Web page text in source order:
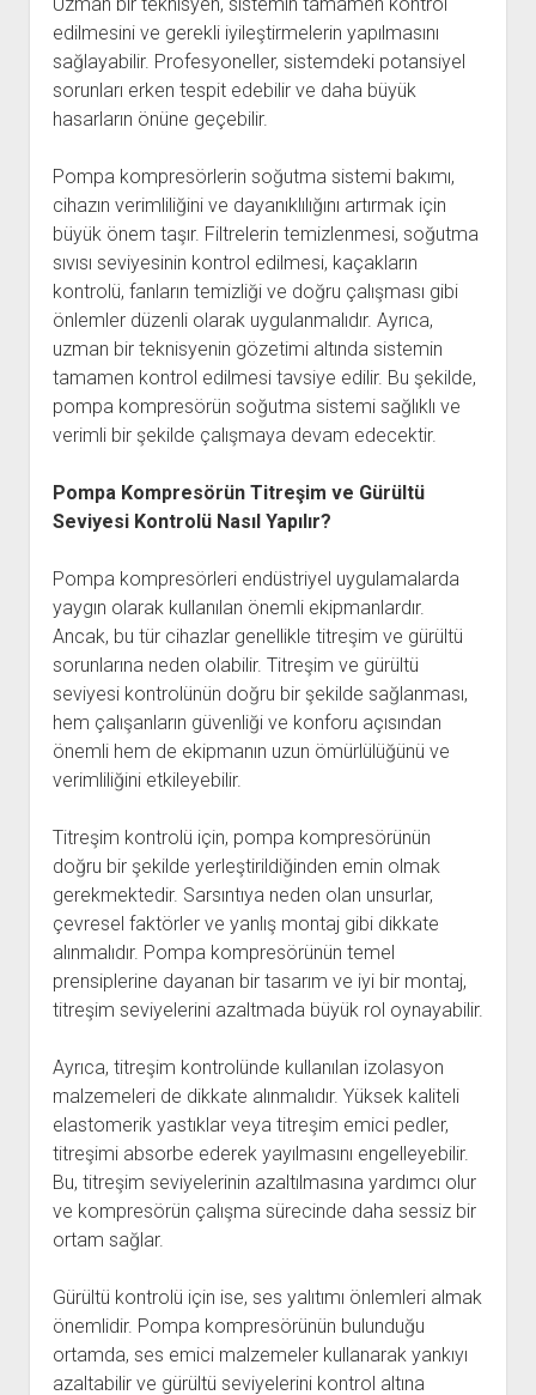
edilmesini ve gerekli iyileştirmelerin yapılmasını
sağlayabilir. Profesyoneller, sistemdeki potansiyel
sorunları erken tespit edebilir ve daha büyük
hasarların önüne geçebilir.
Pompa kompresörlerin soğutma sistemi bakımı,
cihazın verimliliğini ve dayanıklılığını artırmak için
büyük önem taşır. Filtrelerin temizlenmesi, soğutma
sıvısı seviyesinin kontrol edilmesi, kaçakların
kontrolü, fanların temizliği ve doğru çalışması gibi
önlemler düzenli olarak uygulanmalıdır. Ayrıca,
uzman bir teknisyenin gözetimi altında sistemin
tamamen kontrol edilmesi tavsiye edilir. Bu şekilde,
pompa kompresörün soğutma sistemi sağlıklı ve
verimli bir şekilde çalışmaya devam edecektir.
Pompa Kompresörün Titreşim ve Gürültü
Seviyesi Kontrolü Nasıl Yapılır?
Pompa kompresörleri endüstriyel uygulamalarda
yaygın olarak kullanılan önemli ekipmanlardır.
Ancak, bu tür cihazlar genellikle titreşim ve gürültü
sorunlarına neden olabilir. Titreşim ve gürültü
seviyesi kontrolünün doğru bir şekilde sağlanması,
hem çalışanların güvenliği ve konforu açısından
önemli hem de ekipmanın uzun ömürlülüğünü ve
verimliliğini etkileyebilir.
Titreşim kontrolü için, pompa kompresörünün
doğru bir şekilde yerleştirildiğinden emin olmak
gerekmektedir. Sarsıntıya neden olan unsurlar,
çevresel faktörler ve yanlış montaj gibi dikkate
alınmalıdır. Pompa kompresörünün temel
prensiplerine dayanan bir tasarım ve iyi bir montaj,
titreşim seviyelerini azaltmada büyük rol oynayabilir.
Ayrıca, titreşim kontrolünde kullanılan izolasyon
malzemeleri de dikkate alınmalıdır. Yüksek kaliteli
elastomerik yastıklar veya titreşim emici pedler,
titreşimi absorbe ederek yayılmasını engelleyebilir.
Bu, titreşim seviyelerinin azaltılmasına yardımcı olur
ve kompresörün çalışma sürecinde daha sessiz bir
ortam sağlar.
Gürültü kontrolü için ise, ses yalıtımı önlemleri almak
önemlidir. Pompa kompresörünün bulunduğu
ortamda, ses emici malzemeler kullanarak yankıyı
azaltabilir ve gürültü seviyelerini kontrol altına